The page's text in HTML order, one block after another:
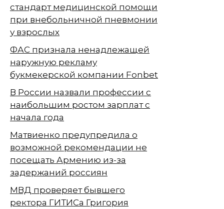
стандарт медицинской помощи
при внебольничной пневмонии
у взрослых
ФАС признала ненадлежащей
наружную рекламу
букмекерской компании Fonbet
В России назвали профессии с
наибольшим ростом зарплат с
начала года
Матвиенко предупредила о
возможной рекомендации не
посещать Армению из-за
задержаний россиян
МВД проверяет бывшего
ректора ГИТИСа Григория